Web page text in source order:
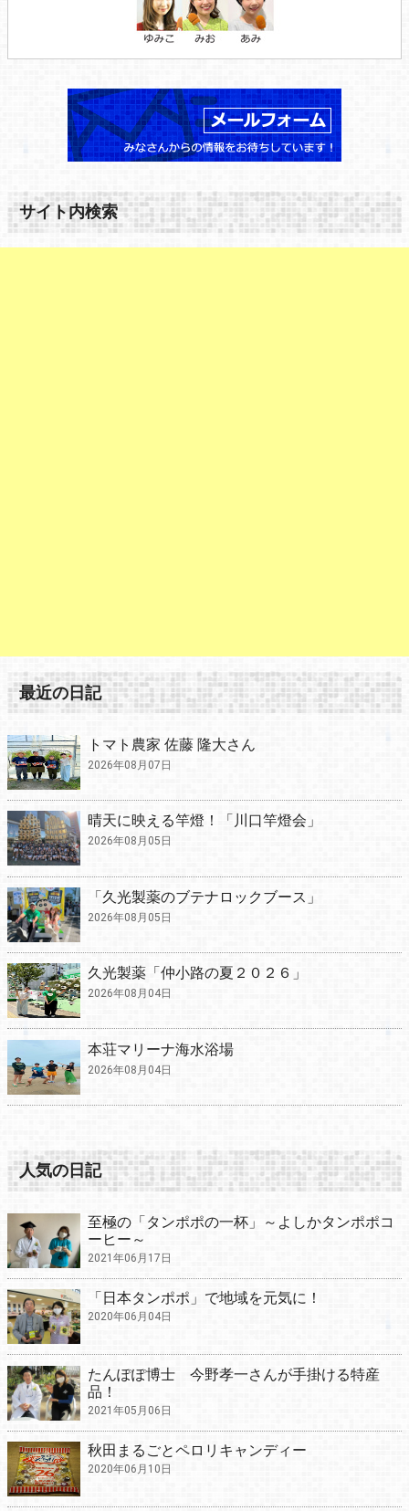
サイト内検索
最近の日記
トマト農家 佐藤 隆大さん
2026年08月07日
晴天に映える竿燈！「川口竿燈会」
2026年08月05日
「久光製薬のブテナロックブース」
2026年08月05日
久光製薬「仲小路の夏２０２６」
2026年08月04日
本荘マリーナ海水浴場
2026年08月04日
人気の日記
至極の「タンポポの一杯」～よしかタンポポコ
ーヒー～
2021年06月17日
「日本タンポポ」で地域を元気に！
2020年06月04日
たんぽぽ博士 今野孝一さんが手掛ける特産
品！
2021年05月06日
秋田まるごとペロリキャンディー
2020年06月10日